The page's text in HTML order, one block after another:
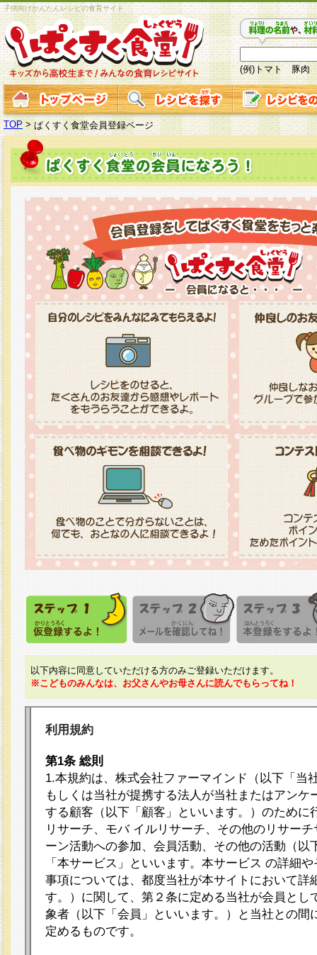
子供向けかんたんレシピの食育サイト
(例)トマト 豚肉
TOP > ぱくすく食堂会員登録ページ
以下内容に同意していただける方のみご登録いただけます。
※こどものみんなは、お父さんやお母さんに読んでもらってね！
利用規約
第1条 総則
1.本規約は、株式会社ファーマインド（以下「当
もしくは当社が提携する法人が当社またはアンケ
する顧客（以下「顧客」といいます。）のために
リサーチ、モバ イルリサーチ、その他のリサー
ーン活動への参加、会員活動、その他の活動（以
「本サービス」といいます。本サービス の詳細
事項については、都度当社が本サイトにおいて詳
す。）に関して、第２条に定める当社が会員とし
象者（以下「会員」といいます。）と当社との間
定めるものです。